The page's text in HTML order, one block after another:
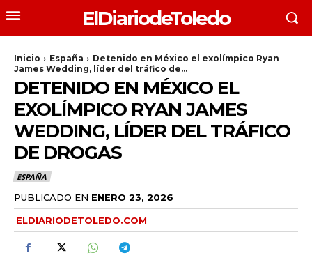
ElDiariodeToledo
Inicio España
Detenido en México el exolímpico Ryan
James Wedding, líder del tráfico de...
DETENIDO EN MÉXICO EL
EXOLÍMPICO RYAN JAMES
WEDDING, LÍDER DEL TRÁFICO
DE DROGAS
ESPAÑA
PUBLICADO EN ENERO 23, 2026
ELDIARIODETOLEDO.COM